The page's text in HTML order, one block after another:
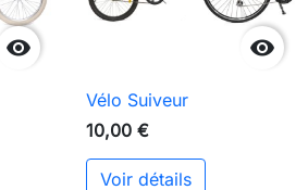
 
Vélo Suiveur
10,00 €
Voir détails